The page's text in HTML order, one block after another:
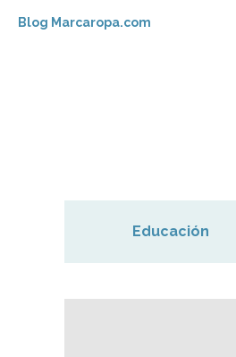
Blog Marcaropa.com
Educación